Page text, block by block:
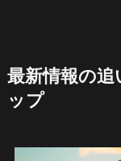
最新情報の
ップ